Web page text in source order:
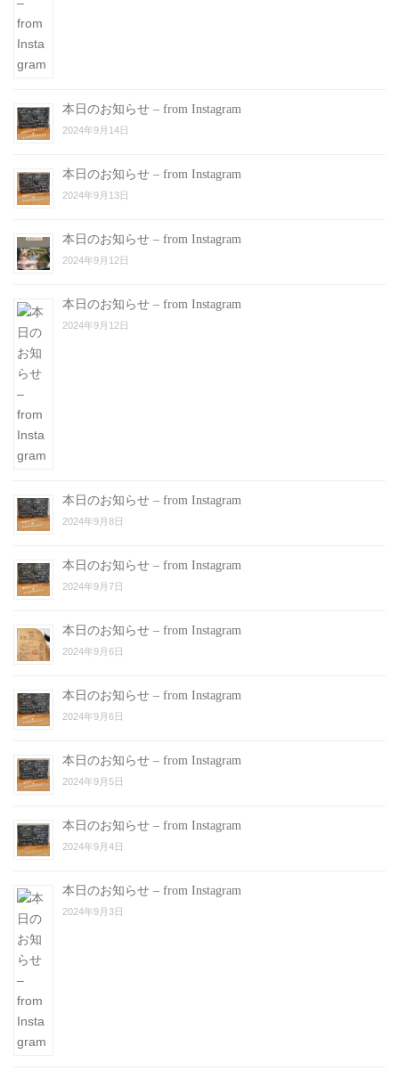
本日のお知らせ – from Instagram
2024年9月14日
本日のお知らせ – from Instagram
2024年9月13日
本日のお知らせ – from Instagram
2024年9月12日
本日のお知らせ – from Instagram
2024年9月12日
本日のお知らせ – from Instagram
2024年9月8日
本日のお知らせ – from Instagram
2024年9月7日
本日のお知らせ – from Instagram
2024年9月6日
本日のお知らせ – from Instagram
2024年9月6日
本日のお知らせ – from Instagram
2024年9月5日
本日のお知らせ – from Instagram
2024年9月4日
本日のお知らせ – from Instagram
2024年9月3日